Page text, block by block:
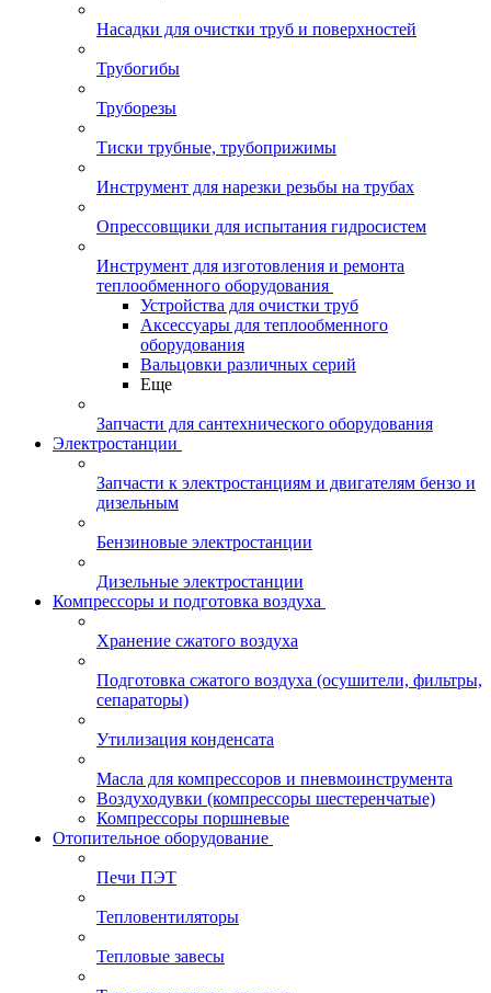
Насадки для очистки труб и поверхностей
Трубогибы
Труборезы
Тиски трубные, трубоприжимы
Инструмент для нарезки резьбы на трубах
Опрессовщики для испытания гидросистем
Инструмент для изготовления и ремонта
теплообменного оборудования
Устройства для очистки труб
Аксессуары для теплообменного
оборудования
Вальцовки различных серий
Еще
Запчасти для сантехнического оборудования
Электростанции
Запчасти к электростанциям и двигателям бензо и
дизельным
Бензиновые электростанции
Дизельные электростанции
Компрессоры и подготовка воздуха
Хранение сжатого воздуха
Подготовка сжатого воздуха (осушители, фильтры,
сепараторы)
Утилизация конденсата
Масла для компрессоров и пневмоинструмента
Воздуходувки (компрессоры шестеренчатые)
Компрессоры поршневые
Отопительное оборудование
Печи ПЭТ
Тепловентиляторы
Тепловые завесы